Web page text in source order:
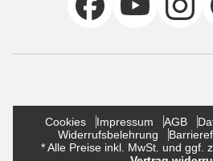
Cookies Impressum AGB
Widerrufsbelehrung
* Alle Preise inkl. MwSt. und ggf.